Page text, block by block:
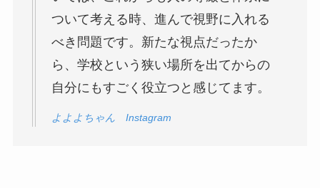
ついて考える時、進んで視野に入れる
べき問題です。新たな視点だったか
ら、学校という狭い場所を出てからの
自分にもすごく役立つと感じてます。
よよよちゃん Instagram